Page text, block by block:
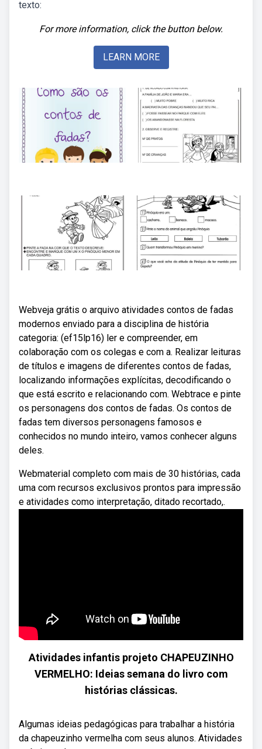
texto:
For more information, click the button below.
LEARN MORE
Webveja grátis o arquivo atividades contos de fadas
modernos enviado para a disciplina de história
categoria: (ef15lp16) ler e compreender, em
colaboração com os colegas e com a. Realizar leituras
de títulos e imagens de diferentes contos de fadas,
localizando informações explícitas, decodificando o
que está escrito e relacionando com. Webtrace e pinte
os personagens dos contos de fadas. Os contos de
fadas tem diversos personagens famosos e
conhecidos no mundo inteiro, vamos conhecer alguns
deles.
Webmaterial completo com mais de 30 histórias, cada
uma com recursos exclusivos prontos para impressão
e atividades como interpretação, ditado recortado,.
Atividades infantis projeto CHAPEUZINHO
VERMELHO: Ideias semana do livro com
histórias clássicas.
Algumas ideias pedagógicas para trabalhar a história
da chapeuzinho vermelha com seus alunos. Atividades